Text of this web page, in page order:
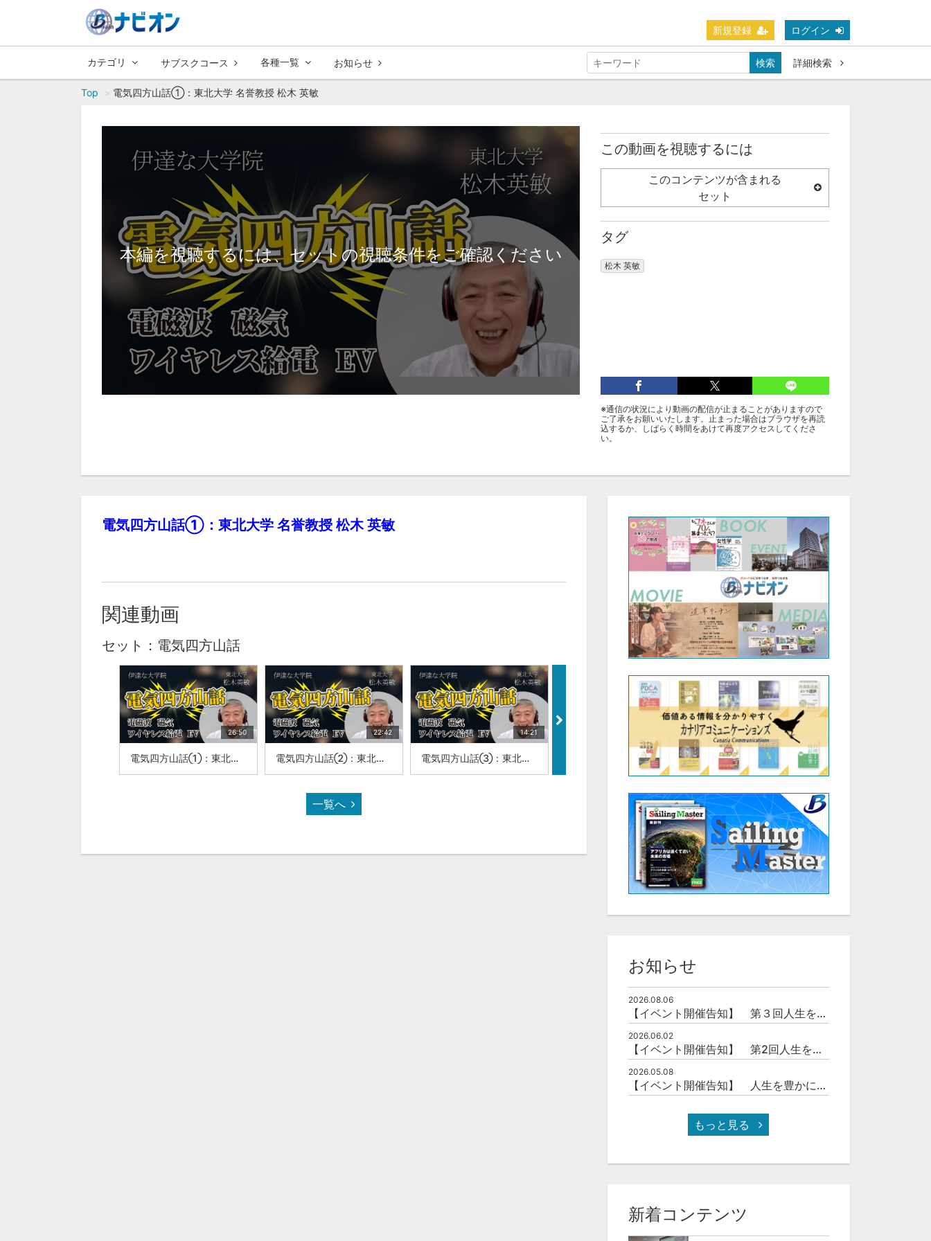
新規登録 ログイン
カテゴリ サブスクコース 各種一覧 お知らせ 検索 詳細検索
Top 電気四方山話①：東北大学 名誉教授 松木 英敏
本編を視聴するには、セットの視聴条件をご確認ください
この動画を視聴するには
このコンテンツが含まれる
セット
タグ
松木 英敏
※通信の状況により動画の配信が止まることがありますので
ご了承をお願いいたします。止まった場合はブラウザを再読
込するか、しばらく時間をあけて再度アクセスしてくださ
い。
電気四方山話①：東北大学 名誉教授 松木 英敏
関連動画
セット：電気四方山話
26:50
電気四方山話①：東北大学 名誉教授 松木 英敏
22:42
電気四方山話②：東北大学 名誉教授 松木 英敏
14:21
電気四方山話③：東北大学 名誉教授 松木 英敏
25:56
電気四方山話⑤：東北大学 名誉教授 松木 英敏
一覧へ
お知らせ
2026.08.06
【イベント開催告知】 第３回人生を豊かにする「本の力」を学ぶ会
2026.06.02
【イベント開催告知】 第2回人生を豊かにする「本の力」を学ぶ会
2026.05.08
【イベント開催告知】 人生を豊かにする「本の力」を学ぶ会
もっと見る
新着コンテンツ